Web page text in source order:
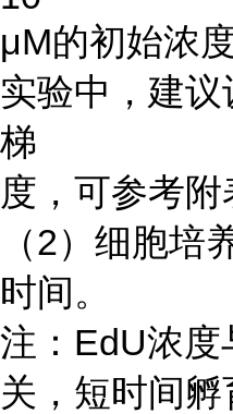
μM的初始浓
实验中，建
梯
度，可参考附
（2）细胞培
时间。
注：EdU浓度
关，短时间